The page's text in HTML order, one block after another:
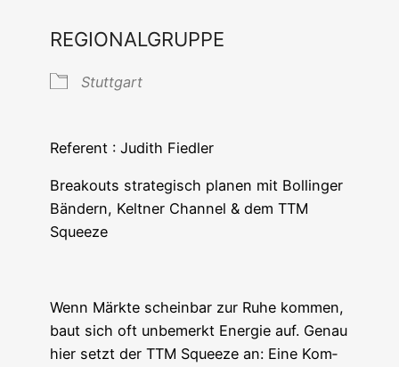
REGIONALGRUPPE
Stutt­gart
Refe­rent : Judith Fiedler
Brea­kouts stra­te­gisch pla­nen mit Bol­lin­ger
Bän­dern, Kelt­ner Chan­nel & dem TTM
Squeeze
Wenn Märk­te schein­bar zur Ruhe kom­men,
baut sich oft unbe­merkt Ener­gie auf. Genau
hier setzt der TTM Squeeze an: Eine Kom­